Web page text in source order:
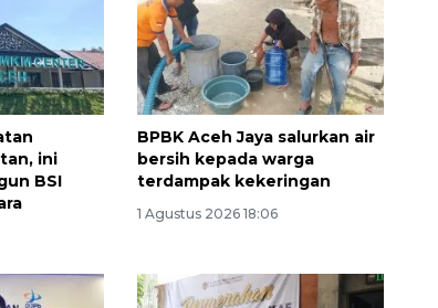
ini
BSI
BPBK Aceh Jaya salurkan air
bersih kepada warga
terdampak kekeringan
1 Agustus 2026 18:06